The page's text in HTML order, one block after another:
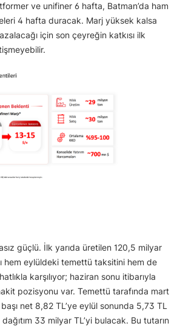
ve unifiner 6 hafta, Batman’da ham
4 hafta duracak. Marj yüksek kalsa
için son çeyreğin katkısı ilk
güçlü. İlk yarıda üretilen 120,5 milyar
hem eylüldeki temettü taksitini hem de
karşılıyor; haziran sonu itibarıyla
pozisyonu var. Temettü tarafında mart
net 8,82 TL’ye eylül sonunda 5,73 TL
33 milyar TL’yi bulacak. Bu tutarın